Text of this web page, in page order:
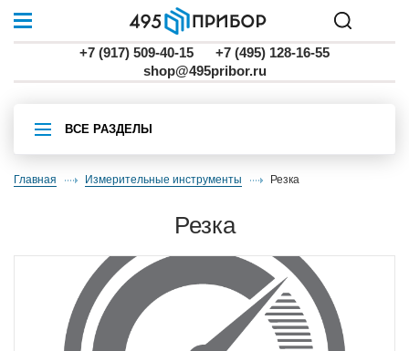
+7 (917) 509-40-15
+7 (495) 128-16-55
shop@495pribor.ru
ВСЕ РАЗДЕЛЫ
Главная Измерительные инструменты резка
резка